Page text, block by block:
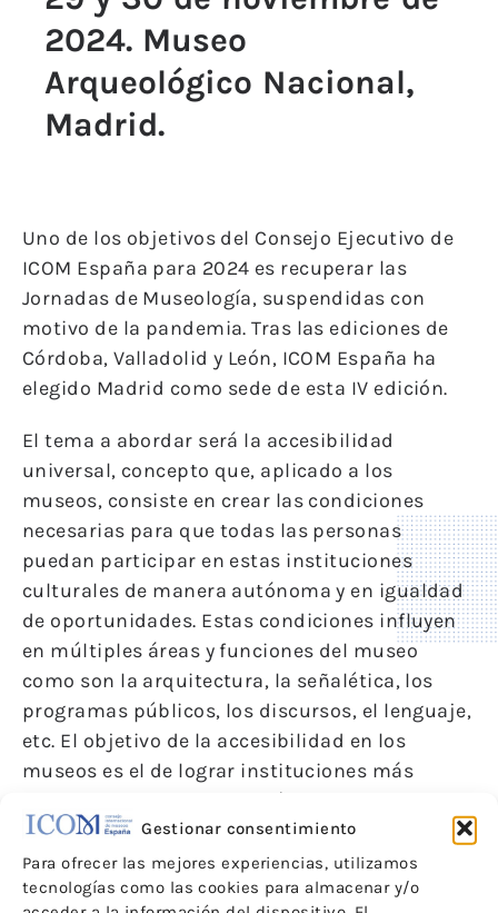
Gestionar consentimiento
Para ofrecer las mejores experiencias, utilizamos
tecnologías como las cookies para almacenar y/o
2024. Museo
Arqueológico Nacional,
Madrid.
Uno de los objetivos del Consejo Ejecutivo de
ICOM España para 2024 es recuperar las
Jornadas de Museología, suspendidas con
motivo de la pandemia. Tras las ediciones de
Córdoba, Valladolid y León, ICOM España ha
elegido Madrid como sede de esta IV edición.
El tema a abordar será la accesibilidad
universal, concepto que, aplicado a los
museos, consiste en crear las condiciones
necesarias para que todas las personas
puedan participar en estas instituciones
culturales de manera autónoma y en igualdad
de oportunidades. Estas condiciones influyen
en múltiples áreas y funciones del museo
como son la arquitectura, la señalética, los
programas públicos, los discursos, el lenguaje,
etc. El objetivo de la accesibilidad en los
museos es el de lograr instituciones más
inclusivas, justas, democráticas y equitativas
que constituyan un servicio público dentro de
una comunidad.